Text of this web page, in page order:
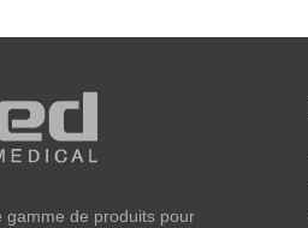
gamme de produits pour